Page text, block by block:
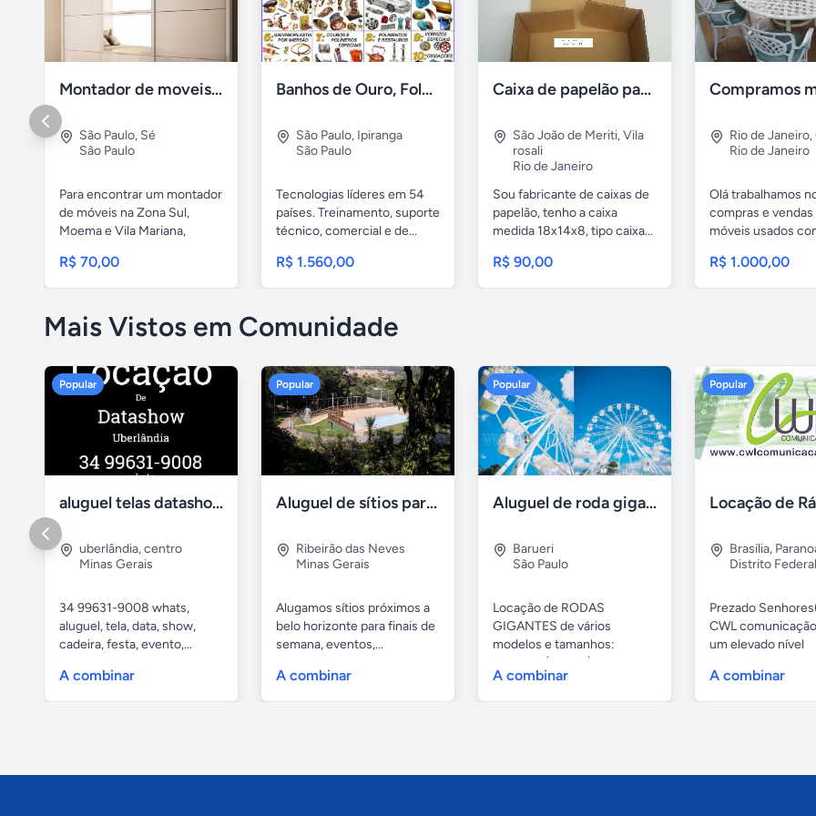
Montador de moveis zona sul moema, vila mariana
São Paulo, Sé
São Paulo
Para encontrar um montador
de móveis na Zona Sul,
Moema e Vila Mariana,
R$ 70,00
Banhos de Ouro, Folheação Portátil, Metalização e mais!
São Paulo, Ipiranga
São Paulo
Tecnologias líderes em 54
países. Treinamento, suporte
técnico, comercial e de...
R$ 1.560,00
Caixa de papelão para sedex
São João de Meriti,Vila
rosali
Rio de Janeiro
Sou fabricante de caixas de
papelão, tenho a caixa
medida 18x14x8, tipo caixa...
R$ 90,00
Rio de Janeiro,
Rio de Janeiro
Olá trabalhamos
compras e vendas
móveis usados
R$ 1.000,00
Mais Vistos em Comunidade
Popular
aluguel telas datashow cadeiras uberlândia
uberlândia,centro
Minas Gerais
34 99631-9008 whats,
aluguel, tela, data, show,
cadeira, festa, evento,...
A combinar
Popular
Aluguel de sítios para festas e eventos em BH
Ribeirão das Neves
Minas Gerais
Alugamos sítios próximos a
belo horizonte para finais de
semana, eventos,...
A combinar
Popular
Aluguel de roda gigante
Barueri
São Paulo
Locação de RODAS
GIGANTES de vários
modelos e tamanhos:
4,80mts (infantil), 6,...
A combinar
Popular
Brasília,
Distrito Federal
Prezado
CWL
um elevado nível
A combinar